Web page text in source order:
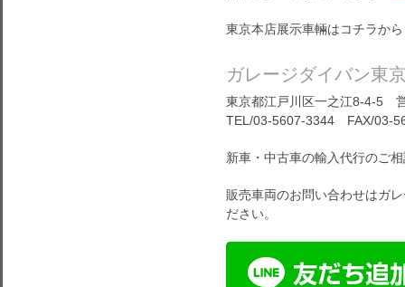
東京本店展示車輛はコチラか
ガレージダイバン東
東京都江戸川区一之江8-4-5
TEL/03-5607-3344 FAX/03-
新車・中古車の輸入代行のご
販売車両のお問い合わせはガ
ださい。